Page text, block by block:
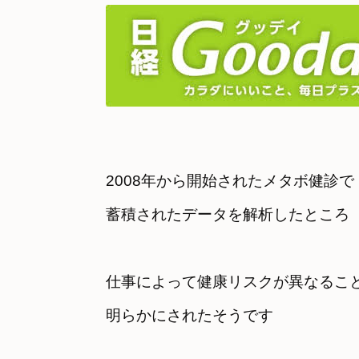
2008年から開始されたメタボ健診で
蓄積されたデータを解析したところ
仕事によって健康リスクが異なるこ
明らかにされたそうです